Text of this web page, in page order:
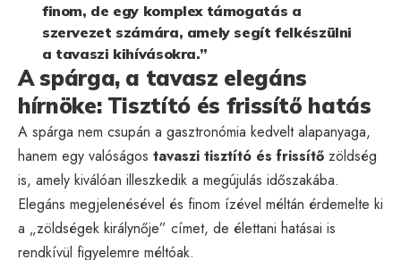
finom, de egy komplex támogatás a
szervezet számára, amely segít felkészülni
a tavaszi kihívásokra.”
A spárga, a tavasz elegáns
hírnöke: Tisztító és frissítő hatás
A spárga nem csupán a gasztronómia kedvelt alapanyaga,
hanem egy valóságos tavaszi tisztító és frissítő zöldség
is, amely kiválóan illeszkedik a megújulás időszakába.
Elegáns megjelenésével és finom ízével méltán érdemelte ki
a „zöldségek királynője” címet, de élettani hatásai is
rendkívül figyelemre méltóak.